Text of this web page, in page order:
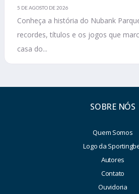
5 DE AGOSTO DE 2026
Conheça a história do Nubank
recordes, títulos e os jogos que
casa do...
SOBRE NÓS
Quem Somos
Logo da
Autores
Contato
Ouvidoria